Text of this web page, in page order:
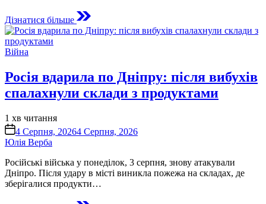
Дізнатися більше
Опублікувати
Війна
Росія вдарила по Дніпру: після вибухів
спалахнули склади з продуктами
Орієнтовний
час
читання
1 хв читання
on4 Серпня, 20264 Серпня, 2026
Юлія Верба
Російські війська у понеділок, 3 серпня, знову атакували
Дніпро. Після удару в місті виникла пожежа на складах, де
зберігалися продукти…